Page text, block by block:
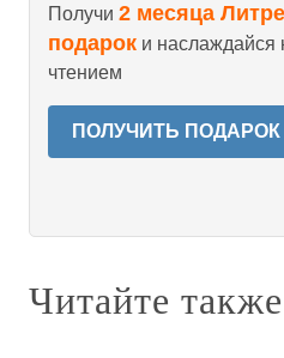
Получи 2 месяца
подарок и наслаждайся
чтением
ПОЛУЧИТЬ ПОДАРОК
Читайте также